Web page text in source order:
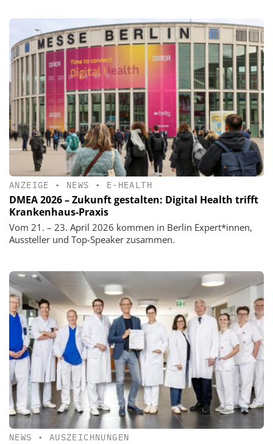
ANZEIGE • NEWS • E-HEALTH
DMEA 2026 – Zukunft gestalten: Digital Health trifft
Krankenhaus-Praxis
Vom 21. – 23. April 2026 kommen in Berlin Expert*innen,
Aussteller und Top-Speaker zusammen.
NEWS • AUSZEICHNUNGEN